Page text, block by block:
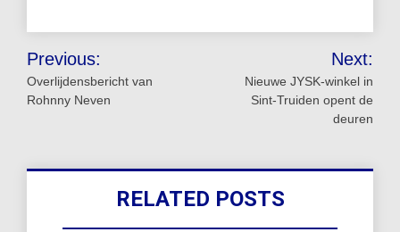
Bericht
navigatie
Previous:
Overlijdensbericht van
Rohnny Neven
Next:
Nieuwe JYSK-winkel in
Sint-Truiden opent de
deuren
RELATED POSTS